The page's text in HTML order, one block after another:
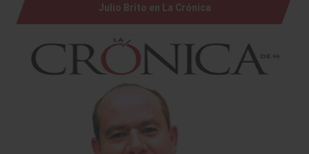
Julio Brito en La Crónica